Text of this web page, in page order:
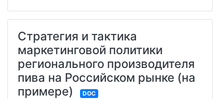
Стратегия и тактика
маркетинговой политики
регионального производителя
пива на Российском рынке (на
примере)
DOC